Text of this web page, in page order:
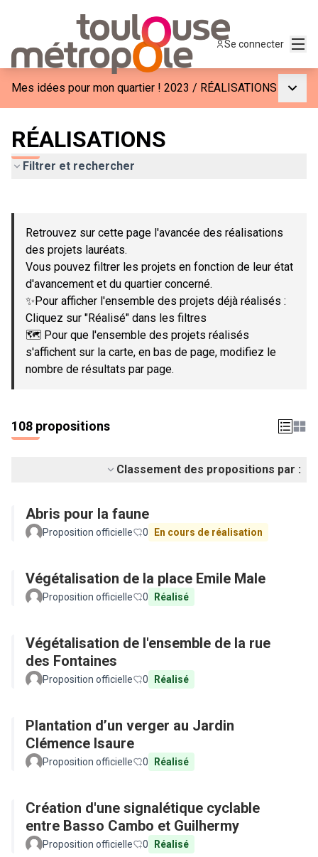
Se connecter
Mes idées pour mon quartier ! 2023 / RÉALISATIONS
RÉALISATIONS
Filtrer et rechercher
−
Retrouvez sur cette page l'avancée des réalisations
des projets lauréats.
Vous pouvez filtrer les projets en fonction de leur état
d'avancement et du quartier concerné.
✨Pour afficher l'ensemble des projets déjà réalisés :
Cliquez sur "Réalisé" dans les filtres
🗺️ Pour que l'ensemble des projets réalisés
s'affichent sur la carte, en bas de page, modifiez le
nombre de résultats par page.
108 propositions
Classement des propositions par :
Abris pour la faune
Proposition officielle 0 En cours de réalisation
Végétalisation de la place Emile Male
Proposition officielle 0 Réalisé
Végétalisation de l'ensemble de la rue
des Fontaines
Proposition officielle 0 Réalisé
Plantation d’un verger au Jardin
Clémence Isaure
Proposition officielle 0 Réalisé
Création d'une signalétique cyclable
entre Basso Cambo et Guilhermy
Proposition officielle 0 Réalisé